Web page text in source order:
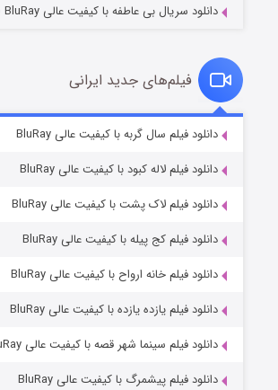
قسمت7 (زیرنویس) منتشر شد
دانلود سریال بی عاطفه با کیفیت عالی 1080p BluRay
فیلم‌های جدید ایرانی
دانلود فیلم سال گربه با کیفیت عالی BluRay
دانلود فیلم لاله کبود با کیفیت عالی BluRay
دانلود فیلم لاک پشت با کیفیت عالی BluRay
دانلود فیلم کج‌ پیله با کیفیت عالی BluRay
دانلود فیلم خانه ارواح با کیفیت عالی BluRay
دانلود فیلم یازده یازده با کیفیت عالی BluRay
دانلود فیلم سینما شهر قصه با کیفیت عالی BluRay
دانلود فیلم پیشمرگ با کیفیت عالی BluRay